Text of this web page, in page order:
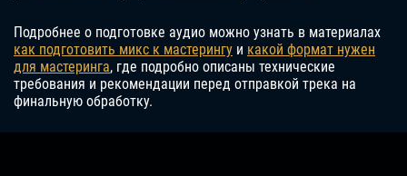
Подробнее о подготовке аудио можно узнать в материалах
как подготовить микс к мастерингу и какой формат нужен
для мастеринга, где подробно описаны технические
требования и рекомендации перед отправкой трека на
финальную обработку.